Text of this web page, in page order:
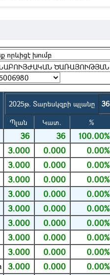
2025թ. Տարեսկզբի պլանը
36
Պլան
Կատ.
%
36 36 100.00%
3.000 0.000 0.00%
3.000 0.000 0.00%
3.000 0.000 0.00%
3.000 0.000 0.00%
3.000 0.000 0.00%
3.000 0.000 0.00%
3.000 0.000 0.00%
3.000 0.000 0.00%
3.000 0.000 0.00%